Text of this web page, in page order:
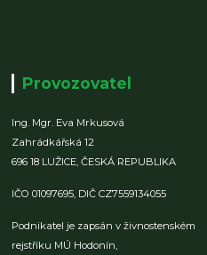
Provozovatel
Ing. Mgr. Eva Mrkusová
Zahrádkářská 12
696 18 LUŽICE,ČESKÁ REPUBLIKA
IČO 01097695, DIČ CZ7559134055
Podnikatel je zapsán v živnostenském
rejstříku MÚ Hodonín,